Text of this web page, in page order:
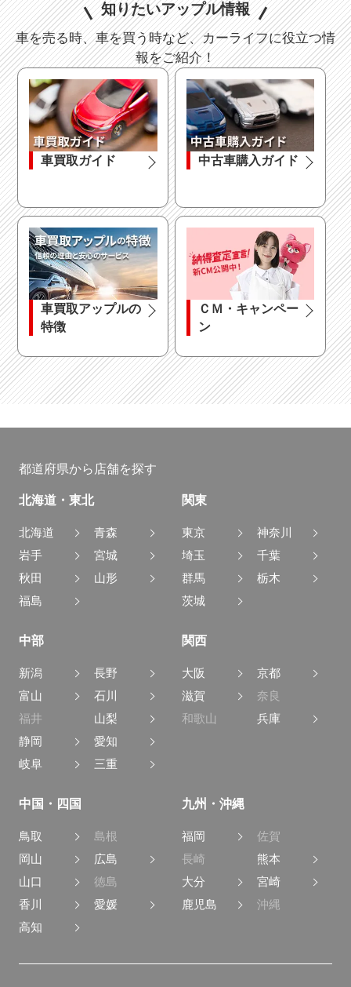
知りたいアップル情報
車を売る時、車を買う時など、カーライフに役立つ情
報をご紹介！
車買取ガイド 中古車購入ガイド
車買取アップルの
特徴
ＣＭ・キャンペー
ン
都道府県から店舗を探す
北海道・東北
北海道
青森
岩手
宮城
秋田
山形
福島
関東
東京
神奈川
埼玉
千葉
群馬
栃木
茨城
中部
新潟
長野
富山
石川
福井
山梨
静岡
愛知
岐阜
三重
関西
大阪
京都
滋賀
奈良
和歌山
兵庫
中国・四国
鳥取
島根
岡山
広島
山口
徳島
香川
愛媛
高知
九州・沖縄
福岡
佐賀
長崎
熊本
大分
宮崎
鹿児島
沖縄